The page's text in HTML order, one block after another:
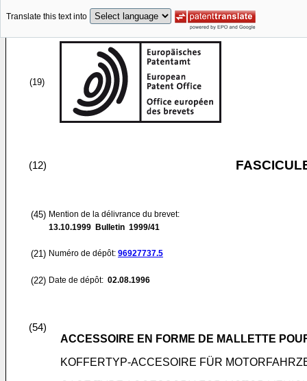
Translate this text into
(19)
(12)
(45) Mention de la délivrance du brevet:
13.10.1999 Bulletin 1999/41
(21) Numéro de dépôt: 96927737.5
(22) Date de dépôt: 02.08.1996
(54)
ACCESSOIRE EN FORME DE MALLETTE
KOFFERTYP-ACCESOIRE FÜR